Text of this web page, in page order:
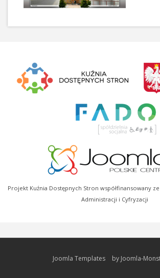
Projekt Kuźnia Dostępnych Stron współfinansowany
Administracji i Cyfryzacji
Joomla Templates
by Joomla-